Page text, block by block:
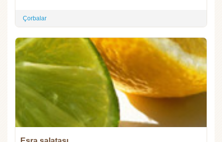
Çorbalar